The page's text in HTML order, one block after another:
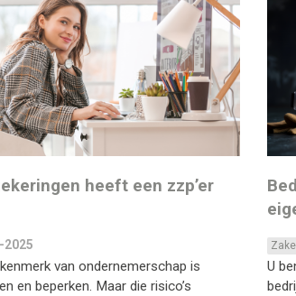
heeft een zzp’er
2025
van ondernemerschap is
en beperken. Maar die risico’s
U